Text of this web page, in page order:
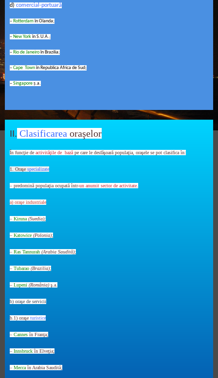
d) comercial-portuară
–Rotterdamîn Olanda;
–New Yorkîn S.U.A.;
–Rio de Janeiroîn Brazilia;
–Cape Townîn Republica Africa de Sud;
–Singaporeş.a.
II. Clasificarea oraşelor
În funcţie de activităţile de bază pe care le desfăşoară populaţia, oraşele se pot clasifica în:
1. Oraşe specializate
– predomină populaţia ocupată într-un anumit sector de activitate.
a) oraşe industriale
– Kiruna (Suedia);
– Katowice (Polonia);
– Ras Tannurah (Arabia Saudită);
– Tubarao (Brazilia);
– Lupeni (România) ş.a.
b) oraşe de servicii
b.1) oraşe turistice
– Cannes în Franţa;
– Innsbruck în Elveţia;
– Mecca în Arabia Saudită;